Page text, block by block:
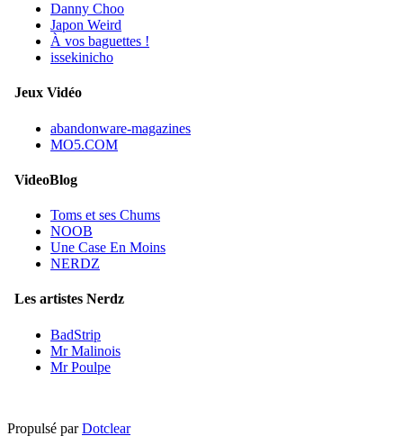
Danny Choo
Japon Weird
À vos baguettes !
issekinicho
Jeux Vidéo
abandonware-magazines
MO5.COM
VideoBlog
Toms et ses Chums
NOOB
Une Case En Moins
NERDZ
Les artistes Nerdz
BadStrip
Mr Malinois
Mr Poulpe
Propulsé parDotclear